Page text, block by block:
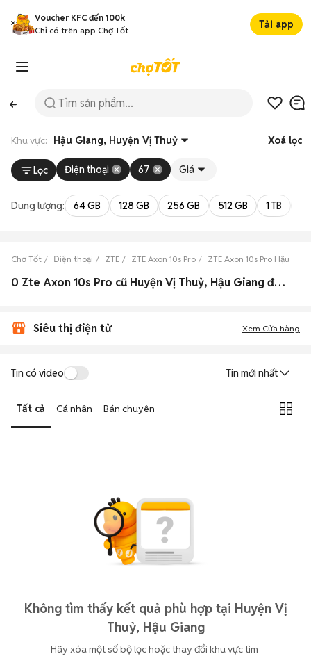
Voucher KFC đến 100k
Chỉ có trên app Chợ Tốt
Tải app
Khu vực: Hậu Giang, Huyện Vị Thuỷ Xoá lọc
Lọc Điện thoại 67 Giá
Dung lượng: 64 GB 128 GB 256 GB 512 GB 1 TB
Chợ Tốt Điện thoại ZTE ZTE Axon 10s Pro ZTE Axon 10s Pro Hậu
0 Zte Axon 10s Pro cũ Huyện Vị Thuỷ, Hậu Giang đẹp
Siêu thị điện tử Xem Cửa hàng
Tin có video Tin mới nhất
Tất cả Cá nhân Bán chuyên
Không tìm thấy kết quả phù hợp tại Huyện Vị
Thuỷ, Hậu Giang
Hãy xóa một số bộ lọc hoặc thay đổi khu vực tìm